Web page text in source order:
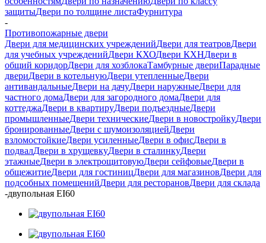
защитыДвери по толщине листаФурнитура
-
Противопожарные двери
Двери для медицинских учрежденийДвери для театровДвери
для учебных учрежденийДвери КХОДвери КХНДвери в
общий коридорДвери для хозблокаТамбурные двериПарадные
двериДвери в котельнуюДвери утепленныеДвери
антивандальныеДвери на дачуДвери наружныеДвери для
частного домаДвери для загородного домаДвери для
коттеджаДвери в квартируДвери подъездныеДвери
промышленныеДвери техническиеДвери в новостройкуДвери
бронированныеДвери с шумоизоляциейДвери
взломостойкиеДвери усиленныеДвери в офисДвери в
подвалДвери в хрущевкуДвери в сталинкуДвери
этажныеДвери в электрощитовуюДвери сейфовыеДвери в
общежитиеДвери для гостиницДвери для магазиновДвери для
подсобных помещенийДвери для ресторановДвери для склада
-двупольная EI60